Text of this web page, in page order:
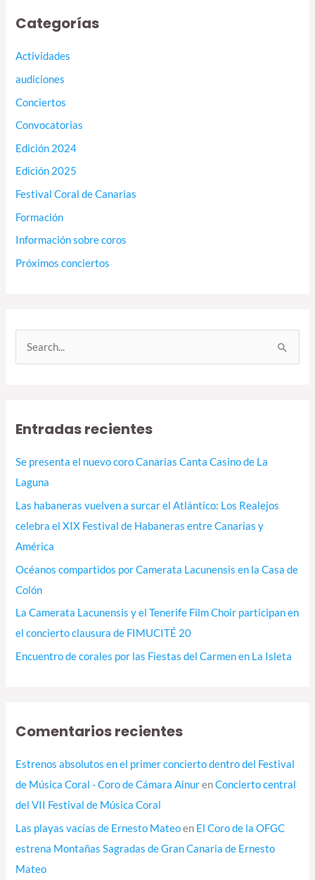
Categorías
Actividades
audiciones
Conciertos
Convocatorias
Edición 2024
Edición 2025
Festival Coral de Canarias
Formación
Información sobre coros
Próximos conciertos
a
Entradas recientes
Se presenta el nuevo coro Canarias Canta Casino de La
Laguna
Las habaneras vuelven a surcar el Atlántico: Los Realejos
celebra el XIX Festival de Habaneras entre Canarias y
América
Océanos compartidos por Camerata Lacunensis en la Casa de
Colón
La Camerata Lacunensis y el Tenerife Film Choir participan en
el concierto clausura de FIMUCITÉ 20
Encuentro de corales por las Fiestas del Carmen en La Isleta
Comentarios recientes
Estrenos absolutos en el primer concierto dentro del Festival
de Música Coral - Coro de Cámara AinurenConcierto central
del VII Festival de Música Coral
Las playas vacías de Ernesto Mateoen El Coro de la OFGC
estrena Montañas Sagradas de Gran Canaria de Ernesto
Mateo